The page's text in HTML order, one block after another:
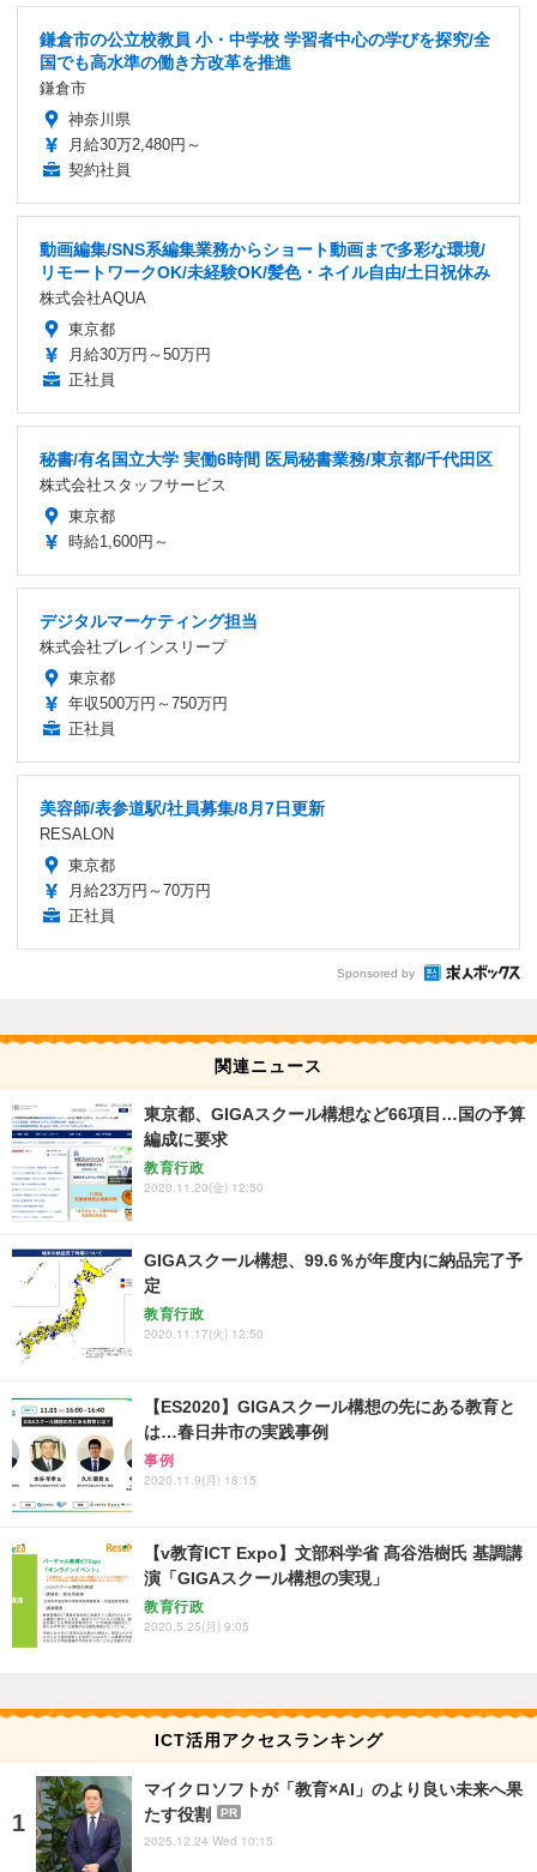
鎌倉市の公立校教員 小・中学校 学習者中心の学びを探究/全
国でも高水準の働き方改革を推進
鎌倉市
神奈川県
月給30万2,480円～
契約社員
動画編集/SNS系編集業務からショート動画まで多彩な環境/
リモートワークOK/未経験OK/髪色・ネイル自由/土日祝休み
株式会社AQUA
東京都
月給30万円～50万円
正社員
秘書/有名国立大学 実働6時間 医局秘書業務/東京都/千代田区
株式会社スタッフサービス
東京都
時給1,600円～
デジタルマーケティング担当
株式会社ブレインスリープ
東京都
年収500万円～750万円
正社員
美容師/表参道駅/社員募集/8月7日更新
RESALON
東京都
月給23万円～70万円
正社員
Sponsored by
関連ニュース
東京都、GIGAスクール構想など66項目…国の予算
編成に要求
教育行政
2020.11.20(金) 12:50
GIGAスクール構想、99.6％が年度内に納品完了予
定
教育行政
2020.11.17(火) 12:50
【ES2020】GIGAスクール構想の先にある教育と
は…春日井市の実践事例
事例
2020.11.9(月) 18:15
【v教育ICT Expo】文部科学省 髙谷浩樹氏 基調講
演「GIGAスクール構想の実現」
教育行政
2020.5.25(月) 9:05
ICT活用アクセスランキング
マイクロソフトが「教育×AI」のより良い未来へ果
たす役割
PR
2025.12.24 Wed 10:15